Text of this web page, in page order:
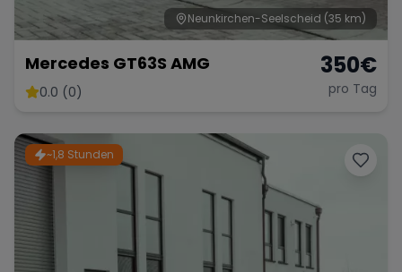
Neunkirchen-Seelscheid (35 km)
Mercedes GT63S AMG
0.0 (0)
350€
pro Tag
~1,8 Stunden